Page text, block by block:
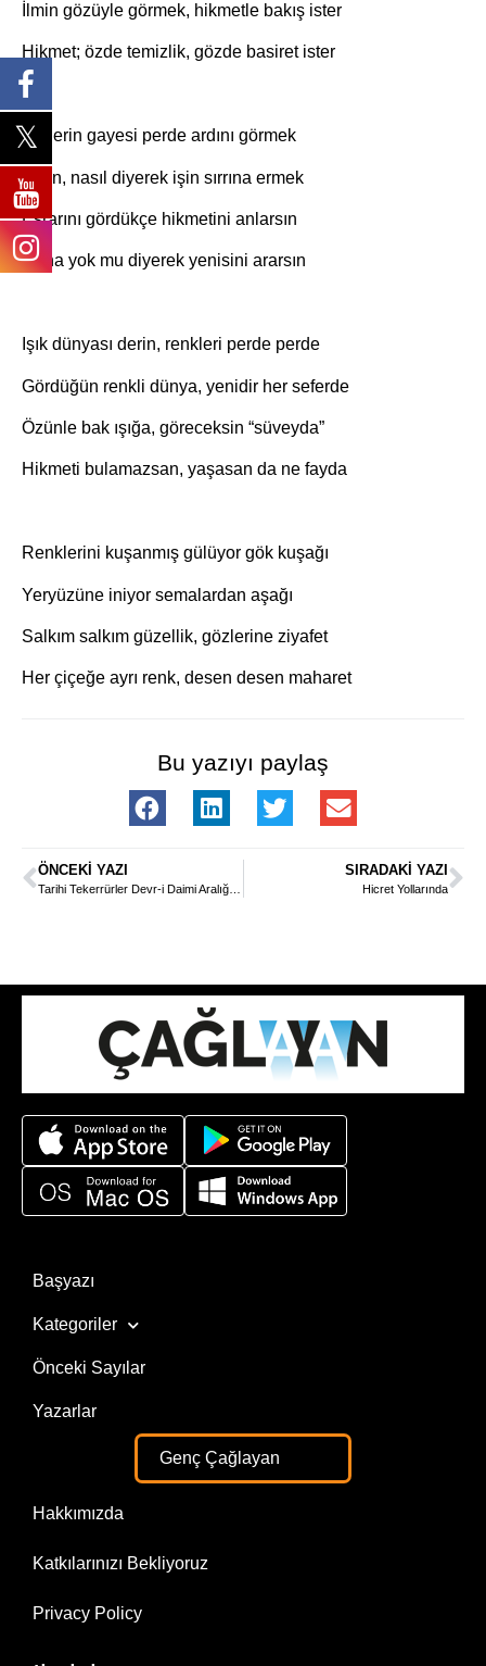
İlmin gözüyle görmek, hikmetle bakış ister
Hikmet; özde temizlik, gözde basiret ister
İlimlerin gayesi perde ardını görmek
Niçin, nasıl diyerek işin sırrına ermek
Esrarını gördükçe hikmetini anlarsın
Daha yok mu diyerek yenisini ararsın
Işık dünyası derin, renkleri perde perde
Gördüğün renkli dünya, yenidir her seferde
Özünle bak ışığa, göreceksin “süveyda”
Hikmeti bulamazsan, yaşasan da ne fayda
Renklerini kuşanmış gülüyor gök kuşağı
Yeryüzüne iniyor semalardan aşağı
Salkım salkım güzellik, gözlerine ziyafet
Her çiçeğe ayrı renk, desen desen maharet
Bu yazıyı paylaş
ÖNCEKI YAZI
Tarihi Tekerrürler Devr-i Daimi Aralığına Bağlı Bir Uzun Temenni
SIRADAKI YAZI
Hicret Yollarında
Başyazı
Kategoriler
Önceki Sayılar
Yazarlar
Genç Çağlayan
Hakkımızda
Katkılarınızı Bekliyoruz
Privacy Policy